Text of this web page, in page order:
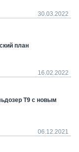
30.03.2022
план
16.02.2022
Т9 с новым
06.12.2021